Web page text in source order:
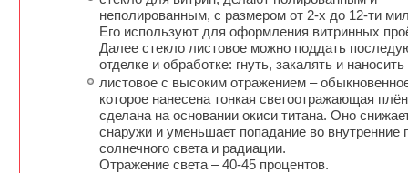
неполированным, с размером от 2-х до 12-ти
Его используют для оформления витринных
Далее стекло листовое можно поддать
отделке и oбработке: гнуть, закалять и
листовое с высоким отражением –
которое нанесена тонкая светоотражающая
сделана на основании окиси титана. Оно
снаружи и уменьшает попадание во внутренние
солнечного света и радиации.
Отражение света – 40-45 процентов.